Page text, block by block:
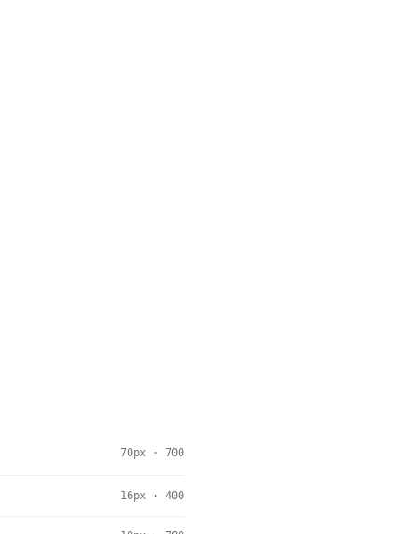
70px · 700
16px · 400